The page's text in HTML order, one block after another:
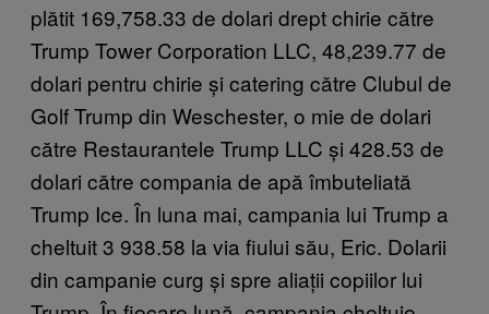
plătit 169,758.33 de dolari drept chirie către
Trump Tower Corporation LLC, 48,239.77 de
dolari pentru chirie și catering către Clubul de
Golf Trump din Weschester, o mie de dolari
către Restaurantele Trump LLC și 428.53 de
dolari către compania de apă îmbuteliată
Trump Ice. În luna mai, campania lui Trump a
cheltuit 3 938.58 la via fiului său, Eric. Dolarii
din campanie curg și spre aliații copiilor lui